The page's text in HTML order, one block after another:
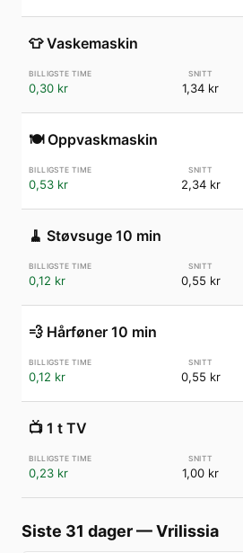
👕 Vaskemaskin
0,30 kr 1,34 kr
🍽️ Oppvaskmaskin
0,53 kr 2,34 kr
🧹 Støvsuge 10 min
0,12 kr 0,55 kr
💨 Hårføner 10 min
0,12 kr 0,55 kr
📺 1 t TV
0,23 kr 1,00 kr
Siste 31 dager—Vrilissia